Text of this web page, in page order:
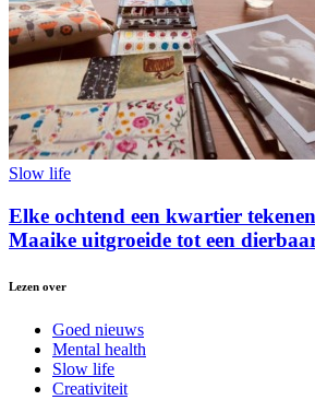
Slow life
Elke ochtend een kwartier
Maaike uitgroeide tot een
Lezen over
Goed nieuws
Mental health
Slow life
Creativiteit